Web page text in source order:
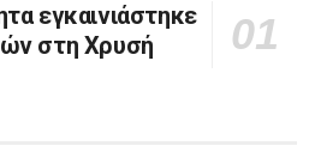
εγκαινιάστηκε
στη Χρυσή